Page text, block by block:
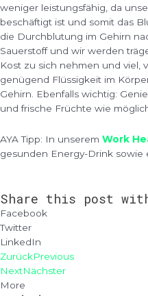
weniger leistungsfähig, da
beschäftigt ist und somit das
die Durchblutung im Gehirn
Sauerstoff und wir werden
Kost zu sich nehmen und viel,
genügend Flüssigkeit im
Gehirn. Ebenfalls wichtig:
und frische Früchte wie
AYA Tipp: In unserem Work
gesunden Energy-Drink sowie
Share this post
Facebook
Twitter
LinkedIn
ZurückPrevious
NextNächster
More